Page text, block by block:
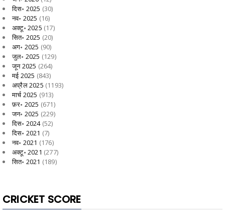
दिस॰ 2025 (30)
नव॰ 2025 (16)
अक्टू॰ 2025 (17)
सित॰ 2025 (20)
अग॰ 2025 (90)
जुल॰ 2025 (129)
जून 2025 (264)
मई 2025 (843)
अप्रैल 2025 (1193)
मार्च 2025 (913)
फ़र॰ 2025 (671)
जन॰ 2025 (229)
दिस॰ 2024(52)
दिस॰ 2021 (7)
नव॰ 2021 (176)
अक्टू॰ 2021 (277)
सित॰ 2021 (189)
CRICKET SCORE